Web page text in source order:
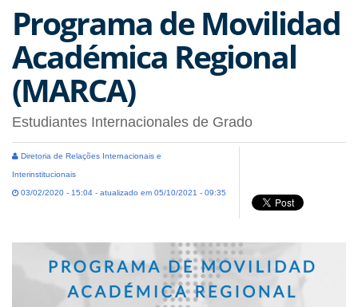
Programa de Movilidad
Académica Regional
(MARCA)
Estudiantes Internacionales de Grado
Diretoria de Relações Internacionais e
Interinstitucionais
03/02/2020 - 15:04 - atualizado em 05/10/2021 - 09:35